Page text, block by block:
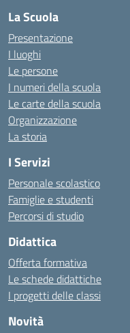
La Scuola
Presentazione
I luoghi
Le persone
I numeri della scuola
Le carte della scuola
Organizzazione
La storia
I Servizi
Personale scolastico
Famiglie e studenti
Percorsi di studio
Didattica
Offerta formativa
Le schede didattiche
I progetti delle classi
Novità